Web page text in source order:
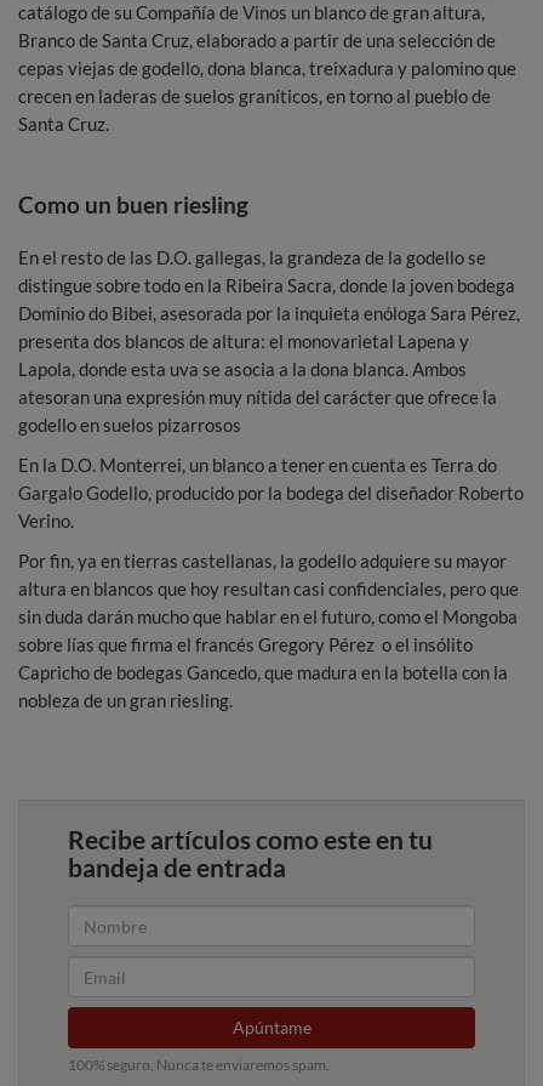
catálogo de su Compañía de Vinos un blanco de gran altura,
Branco de Santa Cruz, elaborado a partir de una selección de
cepas viejas de godello, dona blanca, treixadura y palomino que
crecen en laderas de suelos graníticos, en torno al pueblo de
Santa Cruz.
Como un buen riesling
En el resto de las D.O. gallegas, la grandeza de la godello se
distingue sobre todo en la Ribeira Sacra, donde la joven bodega
Dominio do Bibei, asesorada por la inquieta enóloga Sara Pérez,
presenta dos blancos de altura: el monovarietal Lapena y
Lapola, donde esta uva se asocia a la dona blanca. Ambos
atesoran una expresión muy nítida del carácter que ofrece la
godello en suelos pizarrosos
En la D.O. Monterrei, un blanco a tener en cuenta es Terra do
Gargalo Godello, producido por la bodega del diseñador Roberto
Verino.
Por fin, ya en tierras castellanas, la godello adquiere su mayor
altura en blancos que hoy resultan casi confidenciales, pero que
sin duda darán mucho que hablar en el futuro, como el Mongoba
sobre lías que firma el francés Gregory Pérez o el insólito
Capricho de bodegas Gancedo, que madura en la botella con la
nobleza de un gran riesling.
Recibe artículos como este en tu
bandeja de entrada
Apúntame
100% seguro. Nunca te enviaremos spam.